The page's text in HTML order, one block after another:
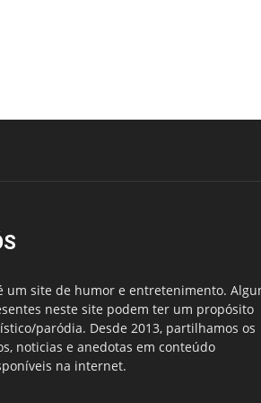
um site de humor e entretenimento.
neste site podem ter um propósito
paródia. Desde 2013, partilhamos os
noticias e anedotas em conteúdo
na internet.